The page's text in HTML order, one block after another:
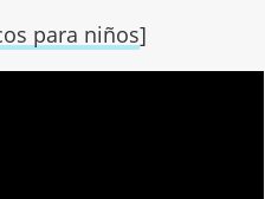
para niños]